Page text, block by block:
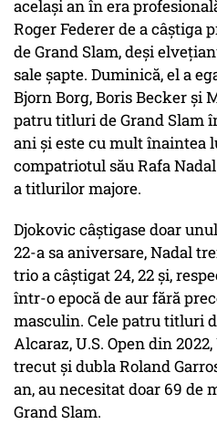
același an în era
Roger Federer de a câștiga
de Grand Slam, deși
sale șapte. Duminică, el a
Bjorn Borg, Boris Becker și
patru titluri de Grand Slam
ani și este cu mult înaintea
compatriotul său Rafa
a titlurilor majore.
Djokovic câștigase doar
22-a sa aniversare, Nadal
trio a câștigat 24, 22 și,
într-o epocă de aur fără
masculin. Cele patru titluri
Alcaraz, U.S. Open din
trecut și dubla Roland
an, au necesitat doar 69 de
Grand Slam.